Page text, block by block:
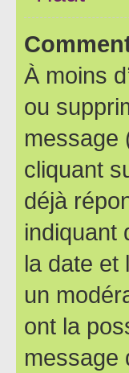
À moins
ou
message
cliquant
déjà
indiquant
la date et
un
ont la
message